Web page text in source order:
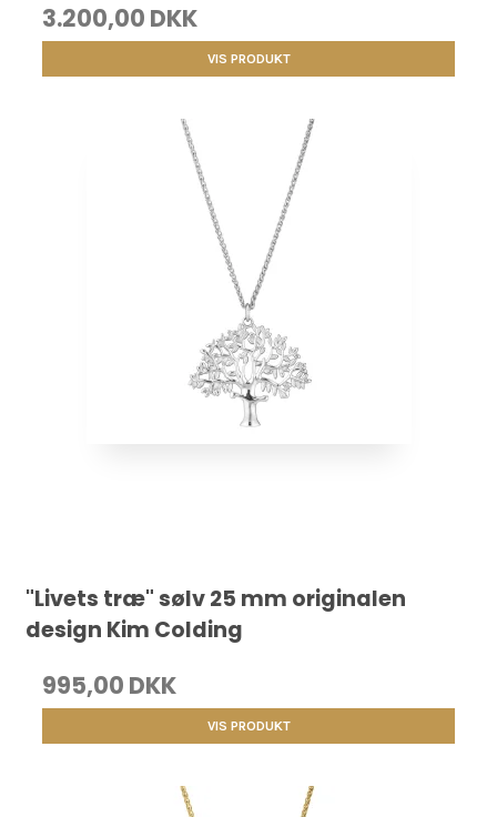
3.200,00 DKK
VIS PRODUKT
"Livets træ" sølv 25 mm originalen
design Kim Colding
995,00 DKK
VIS PRODUKT